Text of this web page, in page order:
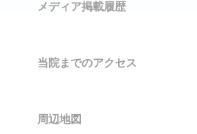
メディア掲載履歴
当院までのアクセス
周辺地図